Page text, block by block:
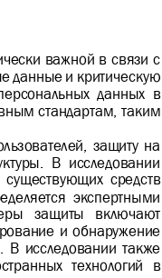
важной в связи с
данные и критическую
данных  в
стандартам, таким
защиту на
В  исследовании
существующих  средств
экспертными
защиты  включают
и обнаружение
В исследовании также
технологий  в